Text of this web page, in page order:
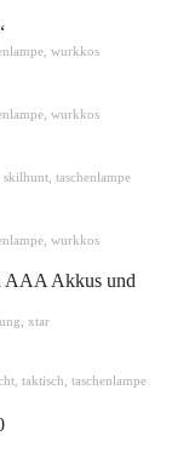
, wurkkos
, wurkkos
skilhunt, taschenlampe
, wurkkos
AAA Akkus und
xtar
, taktisch taschenlampe